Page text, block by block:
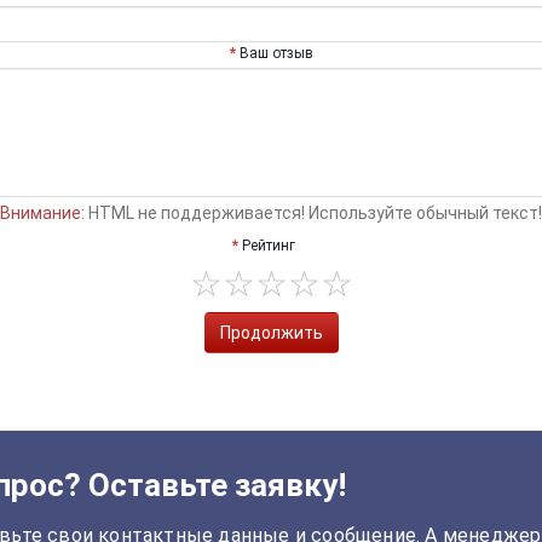
Ваш отзыв
Внимание: HTML не поддерживается! Используйте обычный текст!
Рейтинг
Продолжить
Оставьте заявку!
свои контактные данные и сообщение. А